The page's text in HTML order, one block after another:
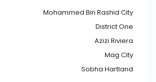
Mohammed Bin Rashid City​
District One
Azizi Riviera
Mag City
Sobha Hartland